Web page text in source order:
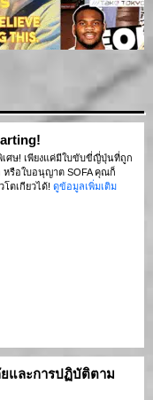
ศษ! เพียงแค่มีใบขับขี่ญี่ปุ่นที่ถูก
หรือใบอนุญาต SOFA คุณก็
ตเกียวได้! ดูข้อมูลเพิ่มเติม
และการปฏิบัติตาม